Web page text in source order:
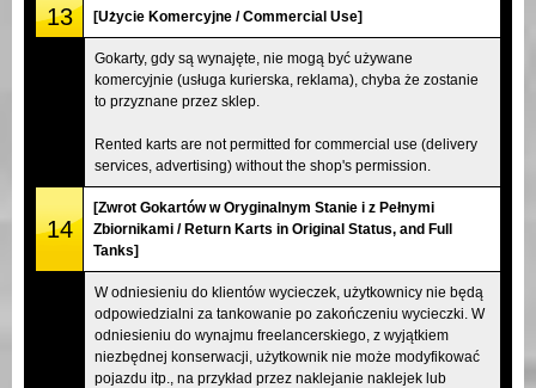
13 [Użycie Komercyjne / Commercial Use]
Gokarty, gdy są wynajęte, nie mogą być używane
komercyjnie (usługa kurierska, reklama), chyba że zostanie
to przyznane przez sklep.
Rented karts are not permitted for commercial use (delivery
services, advertising) without the shop's permission.
14
[Zwrot Gokartów w Oryginalnym Stanie i z Pełnymi
Zbiornikami / Return Karts in Original Status, and Full
Tanks]
W odniesieniu do klientów wycieczek, użytkownicy nie będą
odpowiedzialni za tankowanie po zakończeniu wycieczki. W
odniesieniu do wynajmu freelancerskiego, z wyjątkiem
niezbędnej konserwacji, użytkownik nie może modyfikować
pojazdu itp., na przykład przez naklejanie naklejek lub